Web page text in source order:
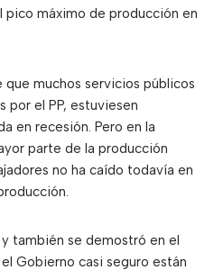
pico máximo de producción en
muchos servicios públicos
por el PP, estuviesen
en recesión. Pero en la
parte de la producción
no ha caído todavía en
también se demostró en el
Gobierno casi seguro están